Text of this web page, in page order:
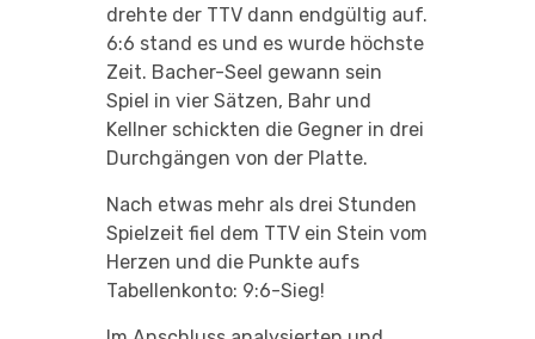
drehte der TTV dann endgültig auf.
6:6 stand es und es wurde höchste
Zeit. Bacher-Seel gewann sein
Spiel in vier Sätzen, Bahr und
Kellner schickten die Gegner in drei
Durchgängen von der Platte.
Nach etwas mehr als drei Stunden
Spielzeit fiel dem TTV ein Stein vom
Herzen und die Punkte aufs
Tabellenkonto: 9:6-Sieg!